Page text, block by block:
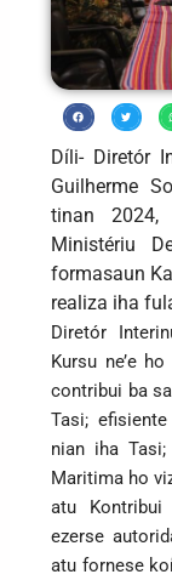
Díli- Diretór
Guilherme
tinan 2024,
Ministériu
formasaun
realiza iha
Diretór
Kursu ne’e
contribui ba
Tasi;
nian iha
Maritima ho
atu Kontribui
ezerse
atu fornese